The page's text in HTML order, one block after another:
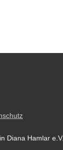
Diana Hamlar e.V.